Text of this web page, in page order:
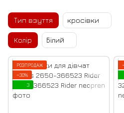
Тип взуття кросівки
Колір Білий
РОЗПРОДАЖ
−30%
3